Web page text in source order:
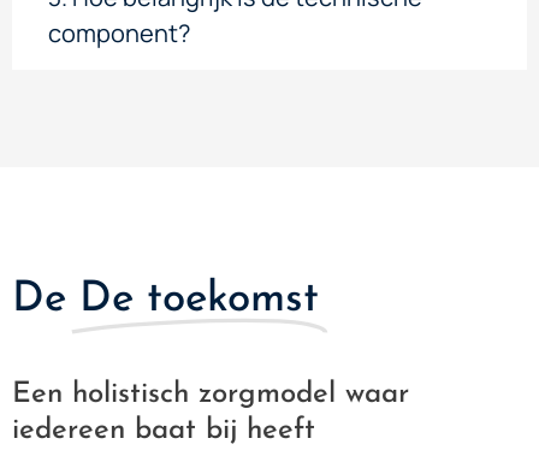
component?
De De toekomst
Een holistisch zorgmodel waar
iedereen baat bij heeft